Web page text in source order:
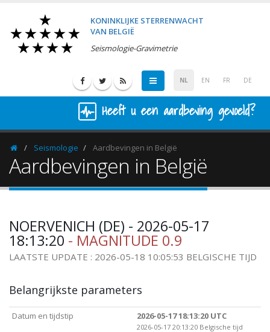
KONINKLIJKE STERRENWACHT
VAN BELGIË
Seismologie-Gravimetrie
NL EN FR DE
Heeft u een aardbeving gevoeld?
HomepageSeismologie Aardbevingen in België
Aardbevingen in België
NOERVENICH (DE) - 2026-05-17
18:13:20 - MAGNITUDE 0.9
LAATSTE UPDATE : 2026-05-18 10:05:53 BELGISCHE TIJD
Belangrijkste parameters
Datum en tijdstip 2026-05-17 18:13:20 UTC
2026-05-17 20:13:20 Belgische tijd